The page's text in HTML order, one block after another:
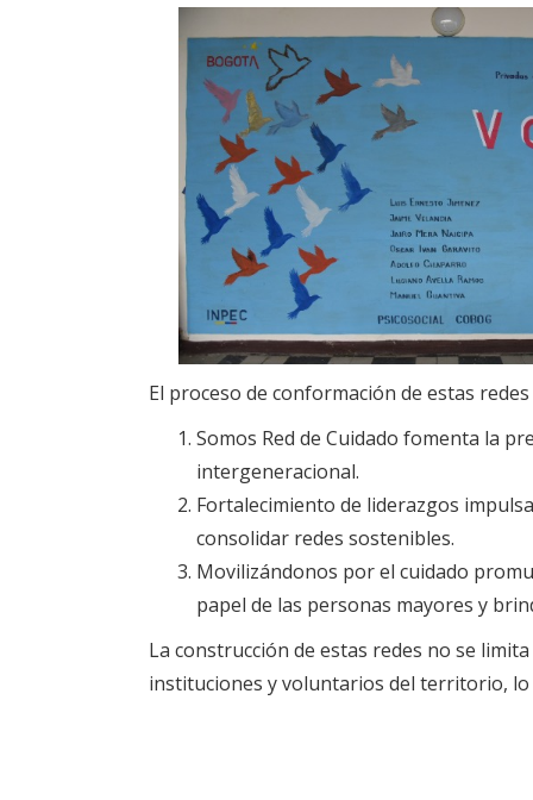
El proceso de conformación de estas
Somos Red de Cuidado fomenta la
intergeneracional.
Fortalecimiento de liderazgos
consolidar redes sostenibles.
Movilizándonos por el cuidado
papel de las personas mayores y
La construcción de estas redes no se
instituciones y voluntarios del territorio,